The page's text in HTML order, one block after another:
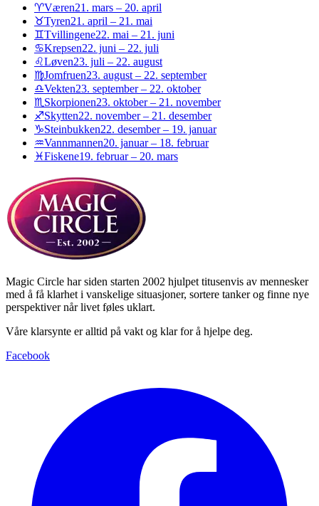
♈Væren21. mars – 20. april
♉Tyren21. april – 21. mai
♊Tvillingene22. mai – 21. juni
♋Krepsen22. juni – 22. juli
♌Løven23. juli – 22. august
♍Jomfruen23. august – 22. september
♎Vekten23. september – 22. oktober
♏ Skorpionen23. oktober – 21. november
♐Skytten22. november – 21. desember
♑Steinbukken22. desember – 19. januar
♒Vannmannen20. januar – 18. februar
♓Fiskene19. februar – 20. mars
Magic Circle har siden starten 2002 hjulpet titusenvis av mennesker
med å få klarhet i vanskelige situasjoner, sortere tanker og finne nye
perspektiver når livet føles uklart.
Våre klarsynte er alltid på vakt og klar for å hjelpe deg.
Facebook